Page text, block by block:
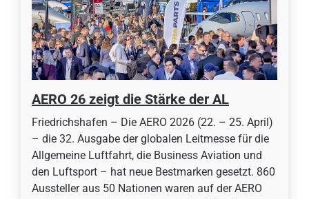
AERO 26 zeigt die Stärke der AL
Friedrichshafen – Die AERO 2026 (22. – 25. April)
– die 32. Ausgabe der globalen Leitmesse für die
Allgemeine Luftfahrt, die Business Aviation und
den Luftsport – hat neue Bestmarken gesetzt. 860
Aussteller aus 50 Nationen waren auf der AERO